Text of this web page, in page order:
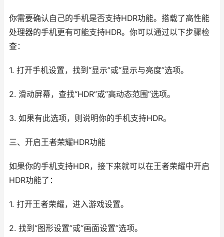
你需要确认自己的手机是否支持HDR功能。搭载了高性能
处理器的手机更有可能支持HDR。你可以通过以下步骤检
查：
1. 打开手机设置，找到“显示”或“显示与亮度”选项。
2. 滑动屏幕，查找“HDR”或“高动态范围”选项。
3. 如果有此选项，则说明你的手机支持HDR。
三、开启王者荣耀HDR功能
如果你的手机支持HDR，接下来就可以在王者荣耀中开启
HDR功能了：
1. 打开王者荣耀，进入游戏设置。
2. 找到“图形设置”或“画面设置”选项。